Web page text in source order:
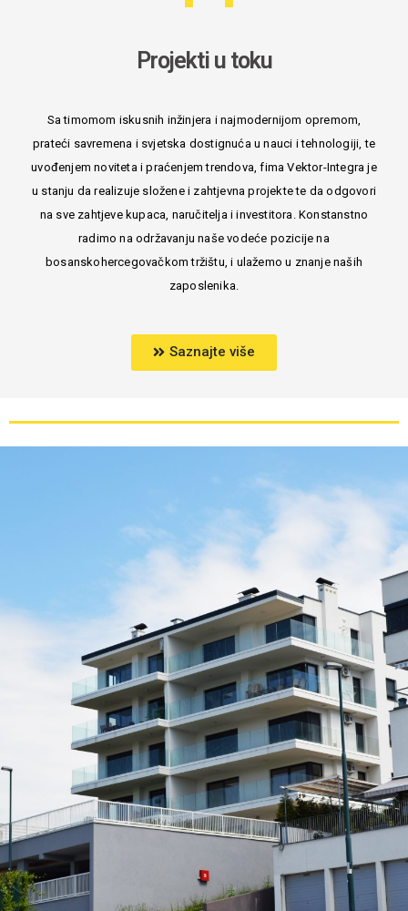
Projekti u toku
Sa timomom iskusnih inžinjera i najmodernijom opremom,
prateći savremena i svjetska dostignuća u nauci i tehnologiji, te
uvođenjem noviteta i praćenjem trendova, fima Vektor-Integra je
u stanju da realizuje složene i zahtjevna projekte te da odgovori
na sve zahtjeve kupaca, naručitelja i investitora. Konstanstno
radimo na održavanju naše vodeće pozicije na
bosanskohercegovačkom tržištu, i ulažemo u znanje naših
zaposlenika.
Saznajte više